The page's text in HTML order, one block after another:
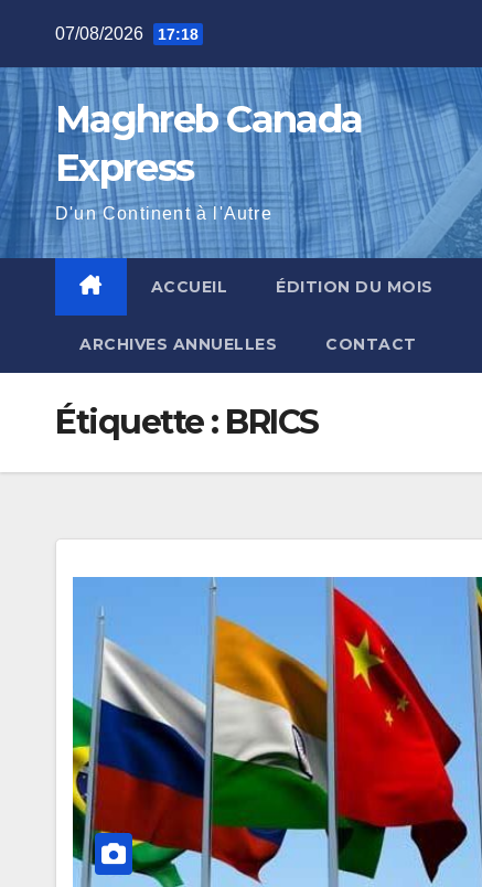
content
07/08/2026 17:18
Maghreb Canada
Express
D'un Continent à l'Autre
ACCUEIL ÉDITION DU MOIS
ARCHIVES ANNUELLES CONTACT
Étiquette : BRICS